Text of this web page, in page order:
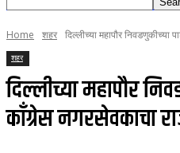
Home शहर दिल्लीच्या महापौर निवडणुकीच्या
शहर
दिल्लीच्या महापौर
काँग्रेस नगरसेवकाचा